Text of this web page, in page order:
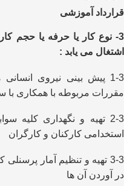
قرارداد آموزشی
3- نوع کار یا حرفه یا حجم
اشتغال می یابد :
1-3 پیش بینی نیروی
مقررات مربوطه با همکاری
2-3 تهیه و نگهداری
استخدامی کارکنان و کارگران
3-3 تهیه و تنظیم آمار
در آوردن آن ها